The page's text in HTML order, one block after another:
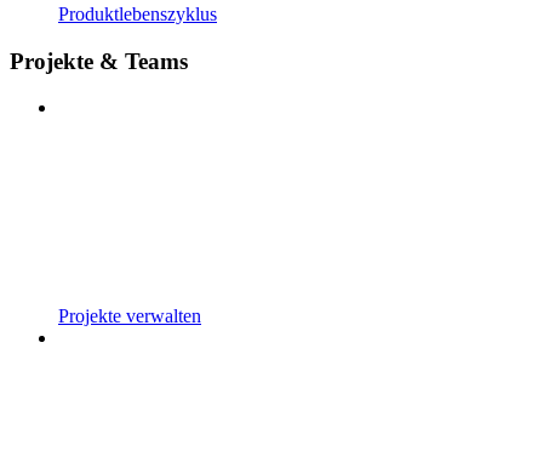
Produktlebenszyklus
Projekte & Teams
Projekte verwalten